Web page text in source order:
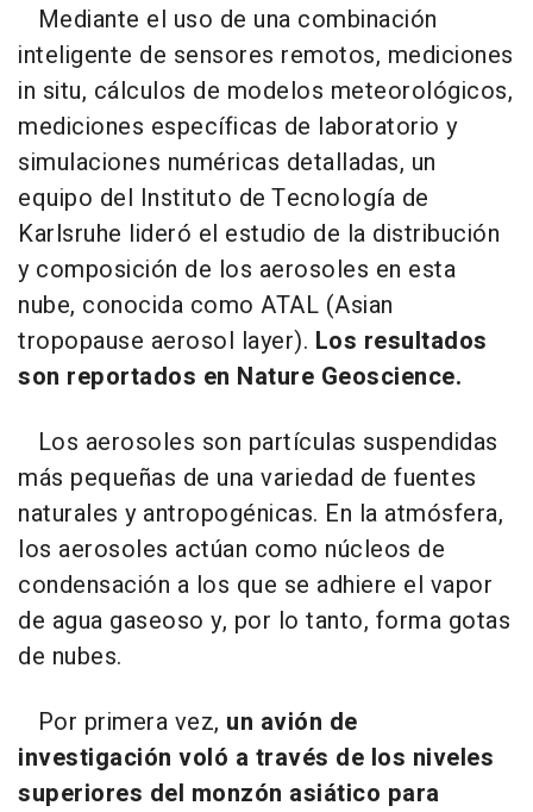
Mediante el uso de una combinación
inteligente de sensores remotos, mediciones
in situ, cálculos de modelos meteorológicos,
mediciones específicas de laboratorio y
simulaciones numéricas detalladas, un
equipo del Instituto de Tecnología de
Karlsruhe lideró el estudio de la distribución
y composición de los aerosoles en esta
nube, conocida como ATAL (Asian
tropopause aerosol layer). Los resultados
son reportados en Nature Geoscience.
Los aerosoles son partículas suspendidas
más pequeñas de una variedad de fuentes
naturales y antropogénicas. En la atmósfera,
los aerosoles actúan como núcleos de
condensación a los que se adhiere el vapor
de agua gaseoso y, por lo tanto, forma gotas
de nubes.
Por primera vez, un avión de
investigación voló a través de los niveles
superiores del monzón asiático para